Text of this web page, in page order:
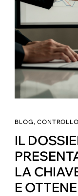
BLOG ,
IL
LA
E